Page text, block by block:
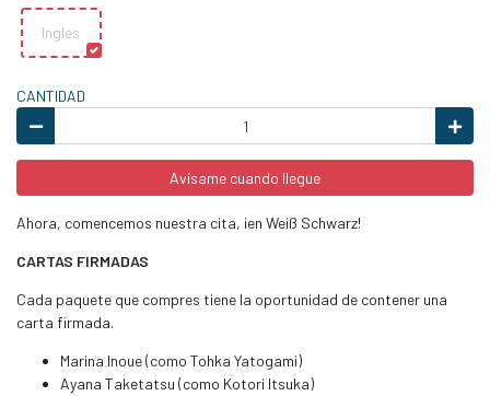
Ingles
CANTIDAD
Avísame cuando llegue
Ahora, comencemos nuestra cita, ¡en Weiß Schwarz!
CARTAS FIRMADAS
Cada paquete que compres tiene la oportunidad de contener una
carta firmada.
Marina Inoue (como Tohka Yatogami)
Ayana Taketatsu (como Kotori Itsuka)